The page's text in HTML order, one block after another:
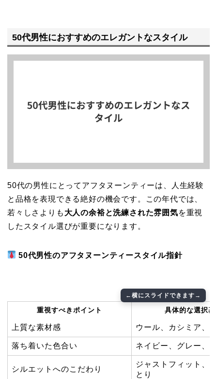
50代男性におすすめのエレガントなスタイル
50代の男性にとってアフタヌーンティーは、人生経験
と品格を表現できる絶好の機会です。この年代では、
若々しさよりも 大人の余裕と洗練された雰囲気を重視
したスタイル選びが重要になります。
50代男性のアフタヌーンティースタイル指針
重視すべきポイント 具体的な選択基
上質な素材感 ウール、カシミア、
落ち着いた色合い ネイビー、グレー、
シルエットへのこだわり
ジャストフィット、
とり